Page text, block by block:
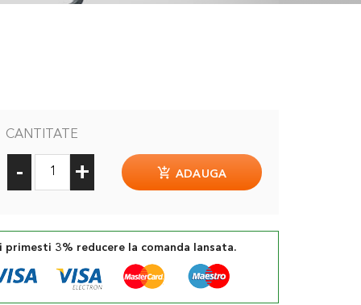
CANTITATE
- + ADAUGA
primesti 3% reducere la comanda lansata.